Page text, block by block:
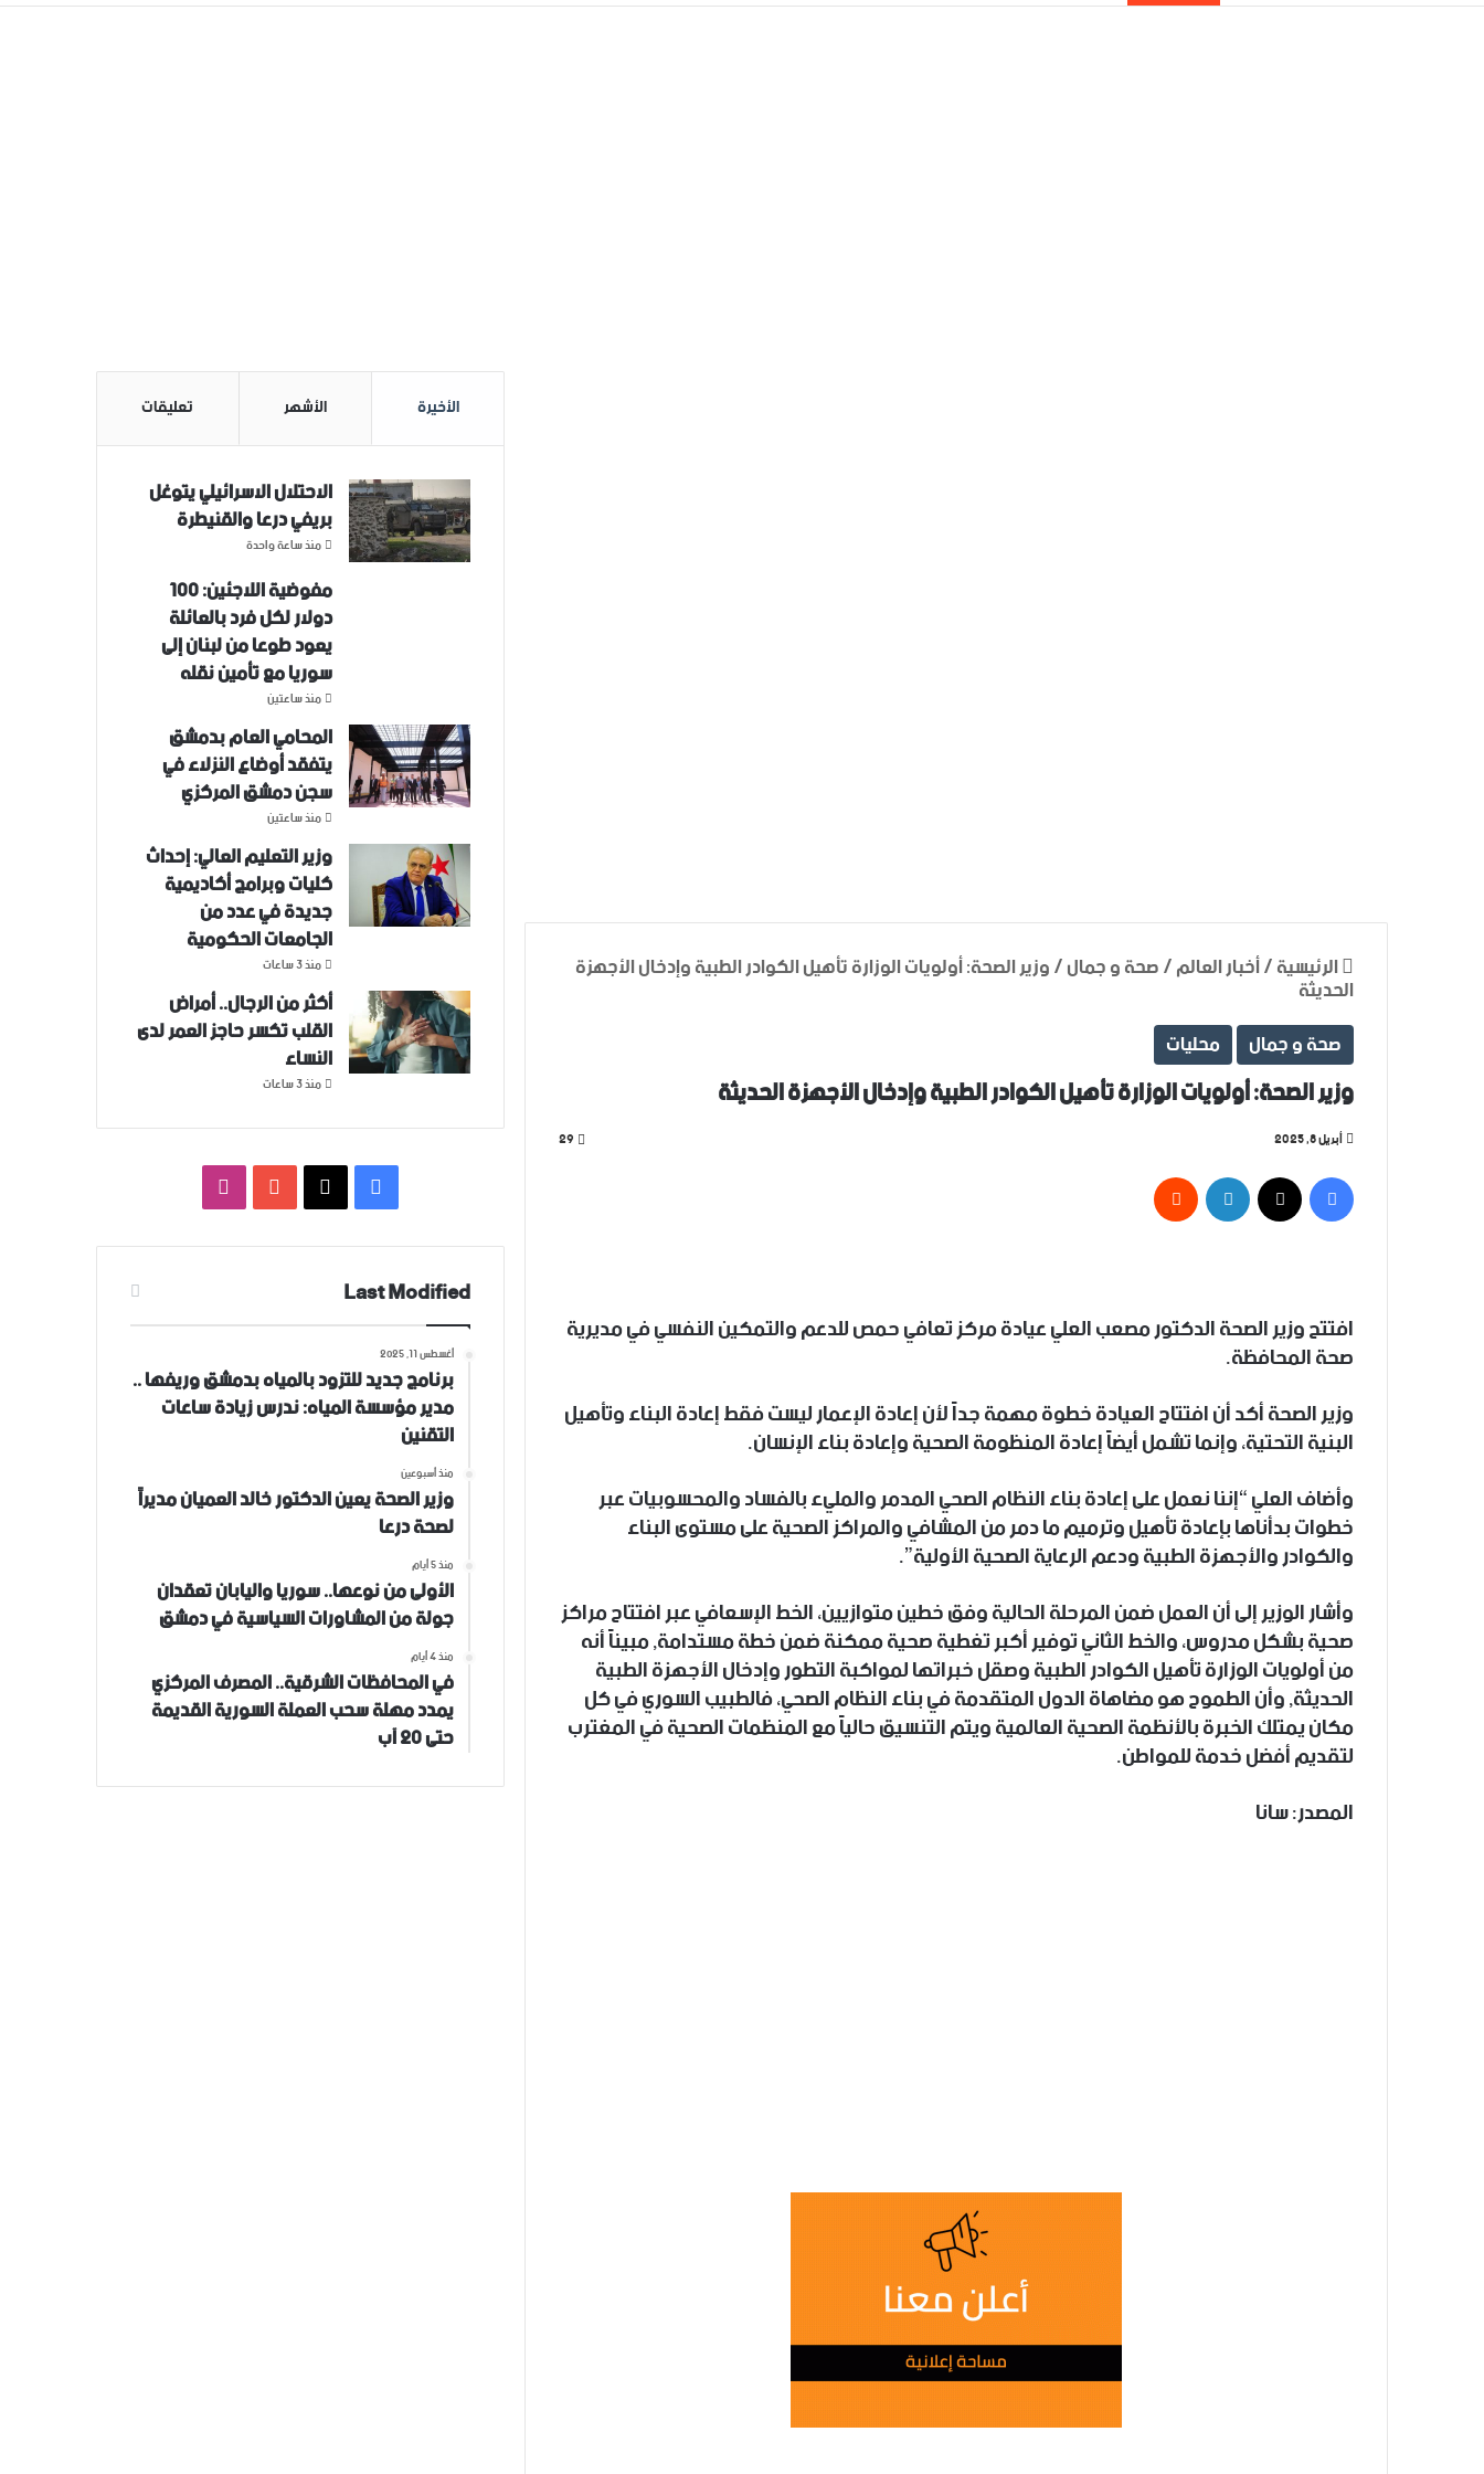
الرئيسية/أخبار العالم/صحة و جمال/وزير الصحة: أولويات الوزارة تأهيل الكوادر الطبية وإدخال الأجهزة
الحديثة
صحة و جمال
محليات
وزير الصحة: أولويات الوزارة تأهيل الكوادر الطبية وإدخال الأجهزة الحديثة
أبريل 8, 2025 29
فيسبوك‫X لينكدإن
افتتح وزير الصحة الدكتور مصعب العلي عيادة مركز تعافي حمص للدعم والتمكين النفسي في مديرية
صحة المحافظة.
وزير الصحة أكد أن افتتاح العيادة خطوة مهمة جداً لأن إعادة الإعمار ليست فقط إعادة البناء وتأهيل
البنية التحتية، وإنما تشمل أيضاً إعادة المنظومة الصحية وإعادة بناء الإنسان.
وأضاف العلي “إننا نعمل على إعادة بناء النظام الصحي المدمر والمليء بالفساد والمحسوبيات عبر
خطوات بدأناها بإعادة تأهيل وترميم ما دمر من المشافي والمراكز الصحية على مستوى البناء
والكوادر والأجهزة الطبية ودعم الرعاية الصحية الأولية”.
وأشار الوزير إلى أن العمل ضمن المرحلة الحالية وفق خطين متوازيين، الخط الإسعافي عبر افتتاح مراكز
صحية بشكل مدروس، والخط الثاني توفير أكبر تغطية صحية ممكنة ضمن خطة مستدامة, مبيناً أنه
من أولويات الوزارة تأهيل الكوادر الطبية وصقل خبراتها لمواكبة التطور وإدخال الأجهزة الطبية
الحديثة, وأن الطموح هو مضاهاة الدول المتقدمة في بناء النظام الصحي، فالطبيب السوري في كل
مكان يمتلك الخبرة بالأنظمة الصحية العالمية ويتم التنسيق حالياً مع المنظمات الصحية في المغترب
لتقديم أفضل خدمة للمواطن.
المصدر: سانا
الأخيرة الأشهر تعليقات
الاحتلال الاسرائيلي يتوغل
بريفي درعا والقنيطرة
منذ ساعة واحدة
مفوضية اللاجئين: 100
دولار لكل فرد بالعائلة
يعود طوعا من لبنان إلى
سوريا مع تأمين نقله
منذ ساعتين
المحامي العام بدمشق
يتفقد أوضاع النزلاء في
سجن دمشق المركزي
منذ ساعتين
وزير التعليم العالي: إحداث
كليات وبرامج أكاديمية
جديدة في عدد من
الجامعات الحكومية
منذ 3 ساعات
أكثر من الرجال.. أمراض
القلب تكسر حاجز العمر لدى
النساء
منذ 3 ساعات
فيسبوك
‫X
‫YouTubeانستقرام
Last Modified
أغسطس 11, 2025
برنامج جديد للتزود بالمياه بدمشق وريفها ..
مدير مؤسسة المياه: ندرس زيادة ساعات
التقنين
منذ أسبوعين
وزير الصحة يعين الدكتور خالد العميان مديراً
لصحة درعا
منذ 5 أيام
الأولى من نوعها.. سوريا واليابان تعقدان
جولة من المشاورات السياسية في دمشق
منذ 4 أيام
في المحافظات الشرقية.. المصرف المركزي
يمدد مهلة سحب العملة السورية القديمة
حتى 20 آب